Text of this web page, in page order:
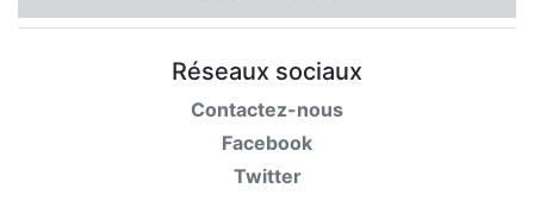
Réseaux sociaux
Contactez-nous
Facebook
Twitter